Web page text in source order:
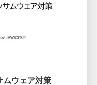
ムウェア対策